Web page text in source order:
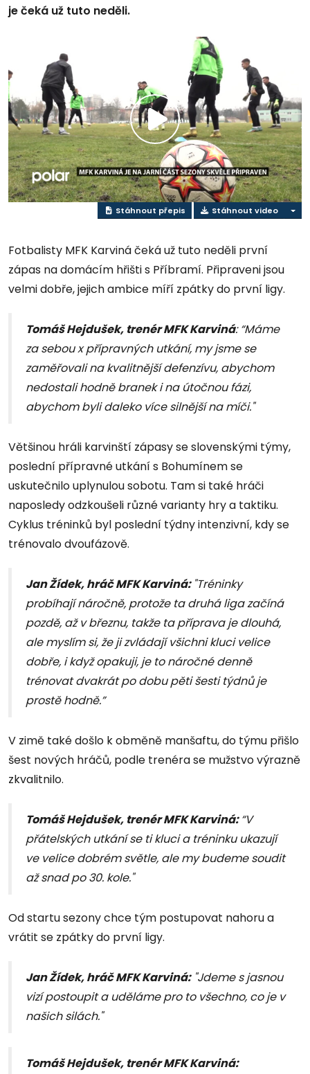
je čeká už tuto neděli.
Přehrát
video
Stáhnout přepis Stáhnout video
Fotbalisty MFK Karviná čeká už tuto neděli první
zápas na domácím hřišti s Příbramí. Připraveni jsou
velmi dobře, jejich ambice míří zpátky do první ligy.
Tomáš Hejdušek, trenér MFK Karviná: “Máme
za sebou x přípravných utkání, my jsme se
zaměřovali na kvalitnější defenzívu, abychom
nedostali hodně branek i na útočnou fázi,
abychom byli daleko více silnější na míči."
Většinou hráli karvinští zápasy se slovenskými týmy,
poslední přípravné utkání s Bohumínem se
uskutečnilo uplynulou sobotu. Tam si také hráči
naposledy odzkoušeli různé varianty hry a taktiku.
Cyklus tréninků byl poslední týdny intenzivní, kdy se
trénovalo dvoufázově.
Jan Žídek, hráč MFK Karviná: "Tréninky
probíhají náročně, protože ta druhá liga začíná
pozdě, až v březnu, takže ta příprava je dlouhá,
ale myslím si, že ji zvládají všichni kluci velice
dobře, i když opakuji, je to náročné denně
trénovat dvakrát po dobu pěti šesti týdnů je
prostě hodně.”
V zimě také došlo k obměně manšaftu, do týmu přišlo
šest nových hráčů, podle trenéra se mužstvo výrazně
zkvalitnilo.
Tomáš Hejdušek, trenér MFK Karviná:“V
přátelských utkání se ti kluci a tréninku ukazují
ve velice dobrém světle, ale my budeme soudit
až snad po 30. kole."
Od startu sezony chce tým postupovat nahoru a
vrátit se zpátky do první ligy.
Jan Žídek, hráč MFK Karviná:"Jdeme s jasnou
vizí postoupit a uděláme pro to všechno, co je v
našich silách."
Tomáš Hejdušek, trenér MFK Karviná: